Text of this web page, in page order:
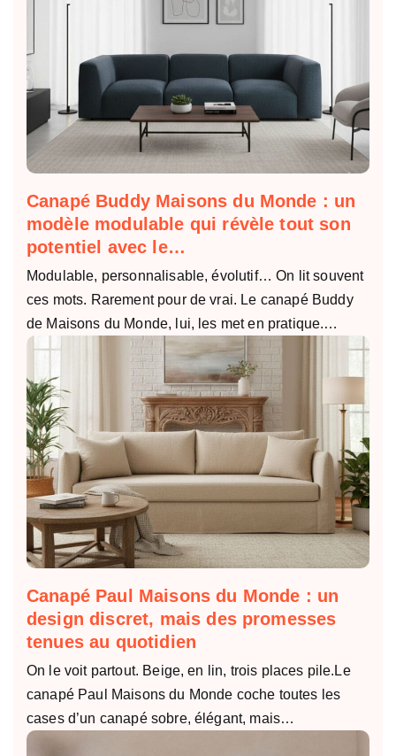
Canapé Buddy Maisons du Monde : un
modèle modulable qui révèle tout son
potentiel avec le…
Modulable, personnalisable, évolutif… On lit souvent
ces mots. Rarement pour de vrai. Le canapé Buddy
de Maisons du Monde, lui, les met en pratique.…
Canapé Paul Maisons du Monde : un
design discret, mais des promesses
tenues au quotidien
On le voit partout. Beige, en lin, trois places pile.Le
canapé Paul Maisons du Monde coche toutes les
cases d’un canapé sobre, élégant, mais…